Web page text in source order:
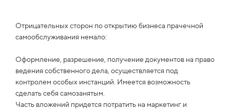
Отрицательных сторон по открытию бизнеса прачечной
самообслуживания немало:
Оформление, разрешение, получение документов на право
ведения собственного дела, осуществляется под
контролем особых инстанций. Имеется возможность
сделать себя самозанятым.
Часть вложений придется потратить на маркетинг и